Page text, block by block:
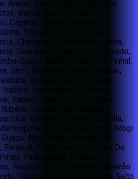
Araras, Assis, Atibaia, Barra Do
Bernardino De Campos,
Cajamar, Cajati, Campinas,
Cândido Mota, Canitar,
Chavantes, Clementina, Cotia,
Duartina, Eldorado, Elias Fausto,
Guaçu, Espírito Santo Do Pinhal,
Iacri, Ibirarema, Ibiúna, Iguape,
Indiana, Inúbia Paulista,
Itaberá, Itapecerica Da Serra,
Itapevi, Itararé, Itariri, Itatiba,
Jacupiranga, Jandira,
Limeira, Louveira, Lucélia,
Miracatu, Mococa, Mogi
Mogi Mirim, Monte Mor,
Parapuã, Pariquera-Açu, Pedro De
Pirapozinho, Platina,
Regente Feijó, Registro, Ribeirão
Rinópolis, Rio Claro, Salto, Salto